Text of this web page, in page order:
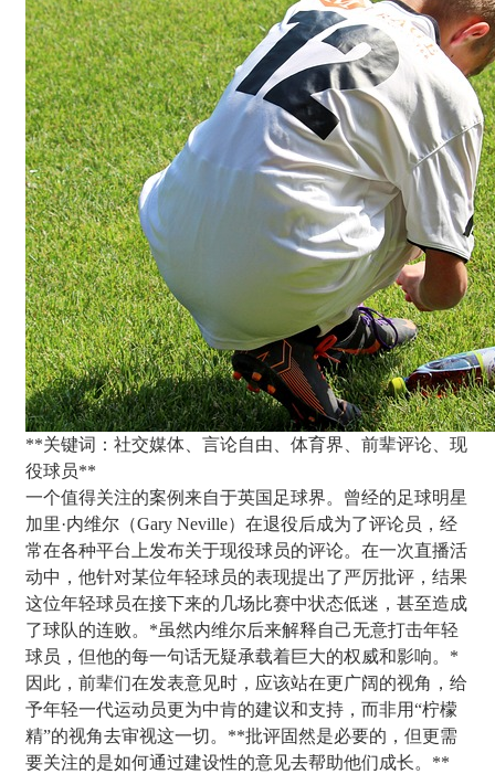
**关键词：社交媒体、言论自由、体育界、前辈评论、现
役球员**
一个值得关注的案例来自于英国足球界。曾经的足球明星
加里·内维尔（Gary Neville）在退役后成为了评论员，经
常在各种平台上发布关于现役球员的评论。在一次直播活
动中，他针对某位年轻球员的表现提出了严厉批评，结果
这位年轻球员在接下来的几场比赛中状态低迷，甚至造成
了球队的连败。*虽然内维尔后来解释自己无意打击年轻
球员，但他的每一句话无疑承载着巨大的权威和影响。*
因此，前辈们在发表意见时，应该站在更广阔的视角，给
予年轻一代运动员更为中肯的建议和支持，而非用“柠檬
精”的视角去审视这一切。**批评固然是必要的，但更需
要关注的是如何通过建设性的意见去帮助他们成长。**